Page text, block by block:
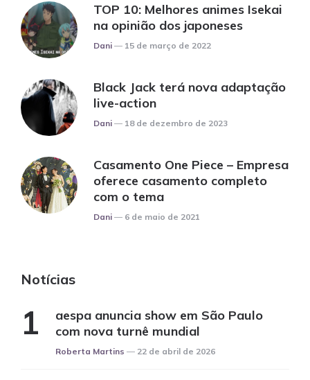
TOP 10: Melhores animes Isekai
na opinião dos japoneses
Posted
Dani 15 de março de 2022
Black Jack terá nova adaptação
live-action
Posted
Dani 18 de dezembro de 2023
Casamento One Piece – Empresa
oferece casamento completo
com o tema
Posted
Dani 6 de maio de 2021
Notícias
aespa anuncia show em São Paulo
com nova turnê mundial
Posted
Roberta Martins 22 de abril de 2026